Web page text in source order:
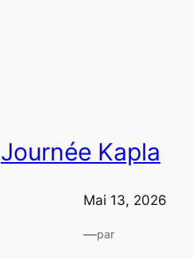
Journée Kapla
Mai 13, 2026
—par